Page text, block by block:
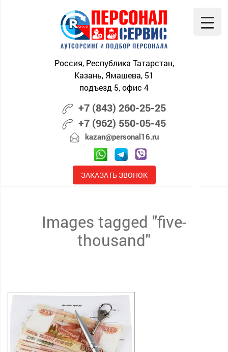
Россия, Республика Татарстан,
Казань, Ямашева, 51
подъезд 5, офис 4
+7 (843) 260-25-25
+7 (962) 550-05-45
kazan@personal16.ru
ЗАКАЗАТЬ ЗВОНОК
Images tagged "five-
thousand"